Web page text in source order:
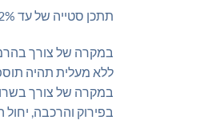
תתכן סטייה של עד 2% במידות
במקרה של צורך
ללא מעלית תהיה תוספת של
במקרה של צורך
בפירוק והרכבה, יחול